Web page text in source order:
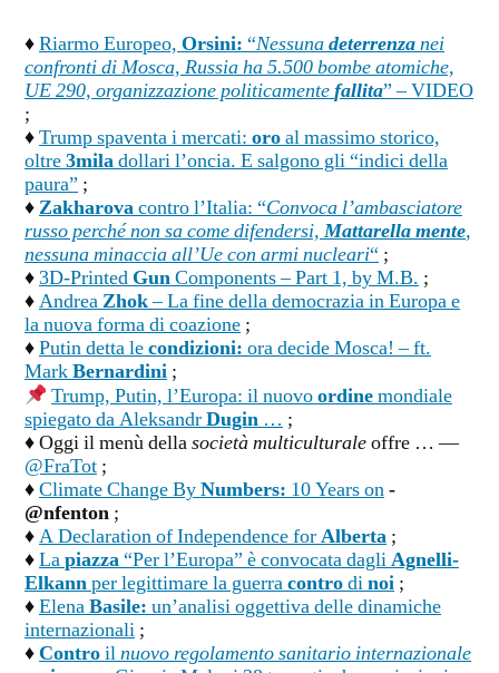
♦Riarmo Europeo, Orsini: “Nessunadeterrenzanei
confronti di Mosca, Russia ha 5.500 bombe atomiche,
UE 290, organizzazione politicamentefallita” – VIDEO
;
♦Trump spaventa i mercati: oroal massimo storico,
oltre3miladollari l’oncia. E salgono gli “indici della
paura” ;
♦Zakharovacontro l’Italia: “Convoca l’ambasciatore
russo perché non sa come difendersi,Mattarella mente,
nessuna minaccia all’Ue con armi nucleari“ ;
♦3D-Printed GunComponents – Part 1, by M.B. ;
♦AndreaZhok– La fine della democrazia in Europa e
la nuova forma di coazione ;
♦Putin detta lecondizioni: ora decide Mosca! – ft.
MarkBernardini ;
Trump, Putin, l’Europa: il nuovoordinemondiale
spiegato da AleksandrDugin … ;
♦ Oggi il menù dellasocietà multiculturaleoffre … —
@FraTot ;
♦Climate Change ByNumbers: 10 Years on-
@nfenton ;
♦A Declaration of Independence forAlberta ;
♦Lapiazza“Per l’Europa” è convocata dagliAgnelli-
Elkannper legittimare la guerracontrodinoi ;
♦ElenaBasile: un’analisi oggettiva delle dinamiche
internazionali ;
♦Controilnuovo regolamento sanitario internazionale